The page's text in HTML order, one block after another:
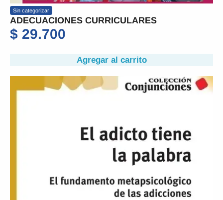
Sin categorizar
ADECUACIONES CURRICULARES
$ 29.700
Agregar al carrito